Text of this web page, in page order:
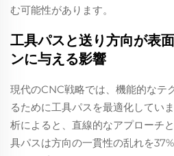
む可能性があります。
工具パスと送り方向が表
ンに与える影響
現代のCNC戦略では、機能的なテ
るために工具パスを最適化してい
析によると、直線的なアプローチ
具パスは方向の一貫性の乱れを